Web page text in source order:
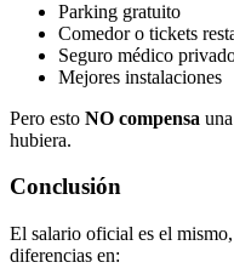
Parking gratuito
Comedor o tickets
Seguro médico
Mejores instalaciones
Pero esto NO compensa
hubiera.
Conclusión
El salario oficial es el
diferencias en: